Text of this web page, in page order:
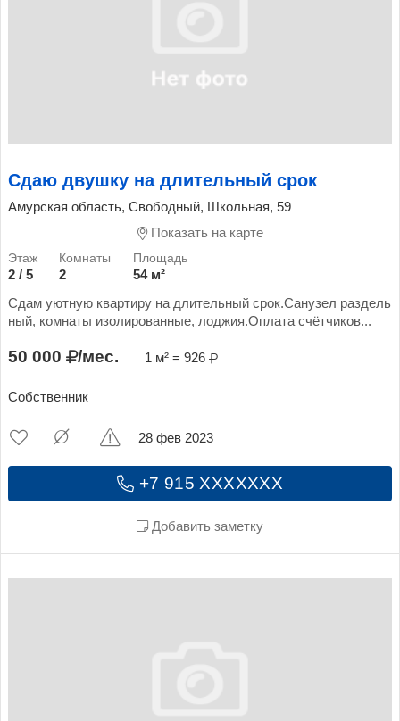
Сдаю двушку на длительный срок
Амурская область, Свободный, Школьная, 59
Показать на карте
2 / 5 2
54 м²
Сдам уютную квартиру на длительный срок.Санузел раздель
ный, комнаты изолированные, лоджия.Оплата счётчиков...
50 000 /мес. 1 м² = 926
Собственник
+7 915 XXXXXXX
Добавить заметку
28 фев 2023